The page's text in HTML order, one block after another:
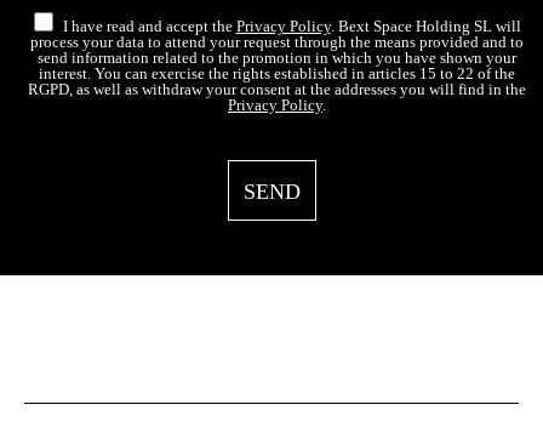
I have read and accept the Privacy Policy. Bext Space Holding SL will
process your data to attend your request through the means provided and to
send information related to the promotion in which you have shown your
interest. You can exercise the rights established in articles 15 to 22 of the
RGPD, as well as withdraw your consent at the addresses you will find in the
Privacy Policy.